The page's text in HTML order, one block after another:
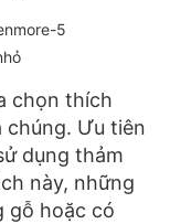
chọn thích
chúng. Ưu tiên
dụng thảm
này, những
gỗ hoặc có